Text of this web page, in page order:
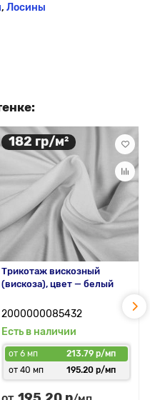
, Лосины
182 гр/м²
Трикотаж вискозный
(вискоза), цвет — белый
2000000085432
Есть в наличии
от 6 мп
213.79 р/мп
от 40 мп
195.20 р/мп